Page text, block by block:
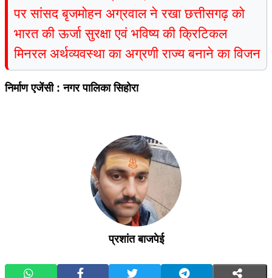
पर सांसद बृजमोहन अग्रवाल ने रखा छत्तीसगढ़ को
भारत की ऊर्जा सुरक्षा एवं भविष्य की क्रिटिकल
मिनरल अर्थव्यवस्था का अग्रणी राज्य बनाने का विजन
निर्माण एजेंसी : नगर पालिका सिहोरा
प्रशांत बाजपेई